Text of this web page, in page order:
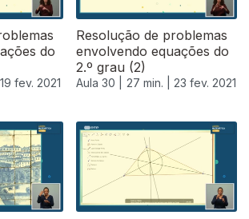
do
19 fev. 2021
Resolução de problemas
envolvendo equações do
2.º grau (2)
Aula 30 | 27 min. | 23 fev. 2021